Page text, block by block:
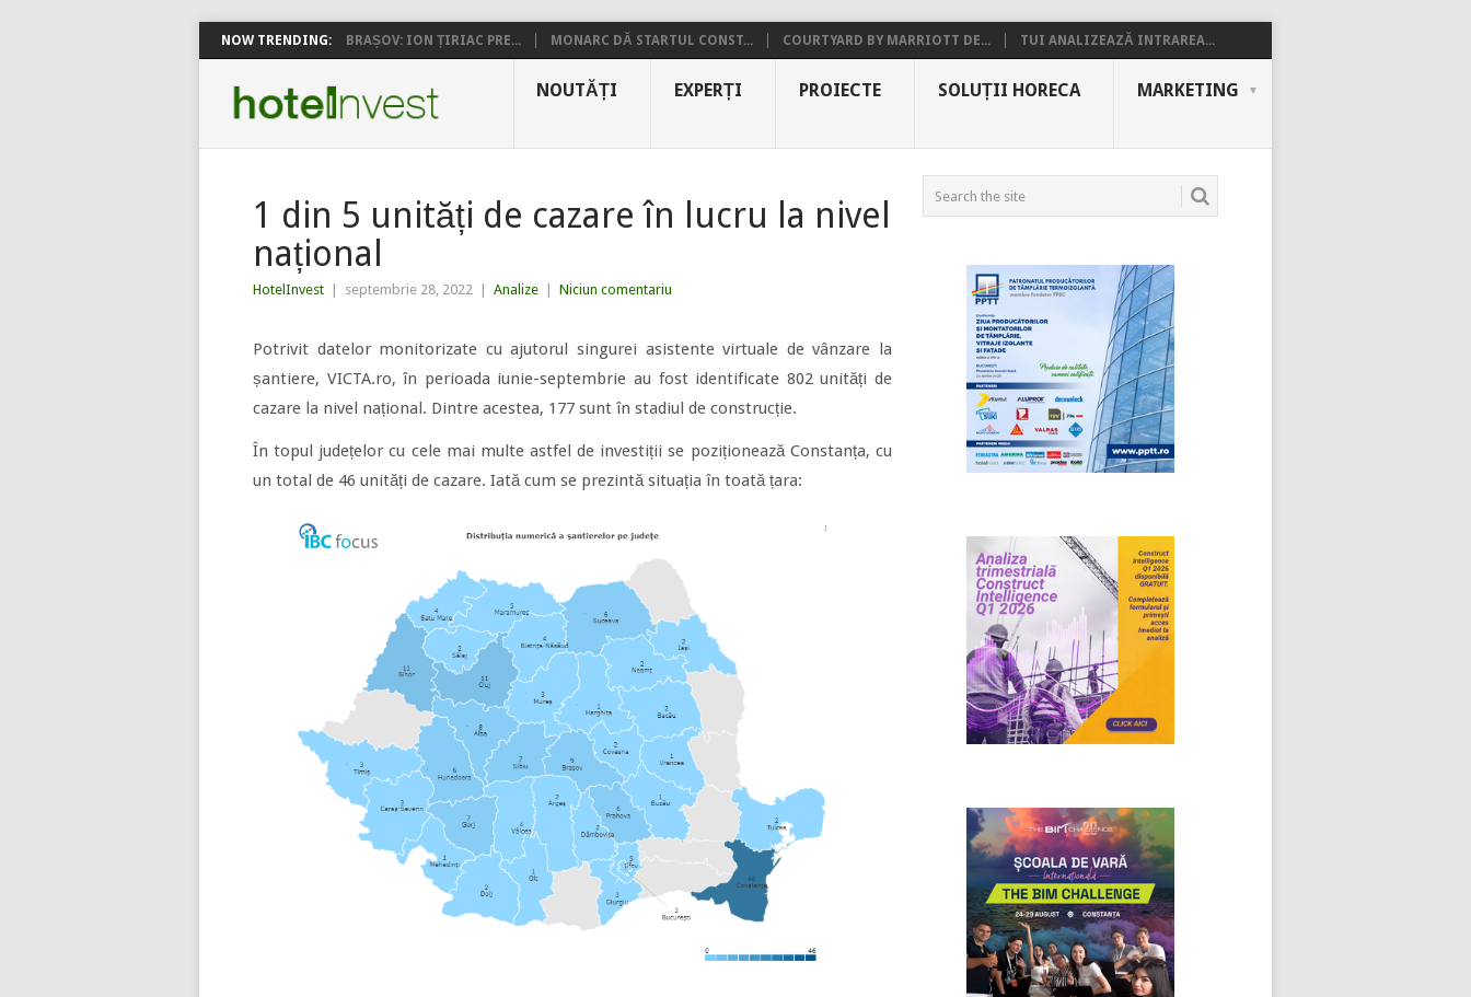
NOW TRENDING: BRAȘOV: ION ȚIRIAC PRE... MONARC DĂ STARTUL CONST... COURTYARD BY MARRIOTT DE... TUI ANALIZEAZĂ INTRAREA...
NOUTĂȚI EXPERȚI PROIECTE SOLUȚII HORECA MARKETING
1 din 5 unități de cazare în lucru la nivel
național
HotelInvest septembrie 28, 2022 Analize Niciun comentariu
Potrivit datelor monitorizate cu ajutorul singurei asistente virtuale de vânzare la
șantiere, VICTA.ro, în perioada iunie-septembrie au fost identificate 802 unități de
cazare la nivel național. Dintre acestea, 177 sunt în stadiul de construcție.
În topul județelor cu cele mai multe astfel de investiții se poziționează Constanța, cu
un total de 46 unități de cazare. Iată cum se prezintă situația în toată țara: